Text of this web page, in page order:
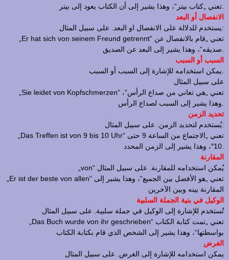
الانفصال أو البعد
يستخدم للدلالة على الانفصال او البعد. على سبيل المثال:
„Er hat sich von seinem Freund getrennt“ تعني „قام بالانفصال عن
السبب أو السبب
على سبيل المثال
„Sie leidet von Kopfschmerzen“ تعني „هي تعاني من صداع الرأس“،
تحديد الزمن
يُستخدم لتحديد الزمن. على سبيل المثال:
„Das Treffen ist von 9 bis 10 Uhr“ تعني „الاجتماع من الساعة 9 حتى
المقارنة
„von“ يُمكن استخدامه للمقارنة. على سبيل المثال
„Er ist der beste von allen“ تعني „هو الأفضل بين الجميع“، وهذا يشير إلى
المقارنة بينه وبين الآخرين
الوكيل في بنية الجملة السلبية
تُستخدم للإشارة إلى الوكيل في جملة سلبية. على سبيل المثال
„Das Buch wurde von ihr geschrieben“ تعني „تمت كتابة الكتاب
بواسطتها“، وهذا يشير إلى الشخص الذي قام بكتابة الكتاب
الغرض
يمكن استخدامه للإشارة إلى الغرض. على سبيل المثال